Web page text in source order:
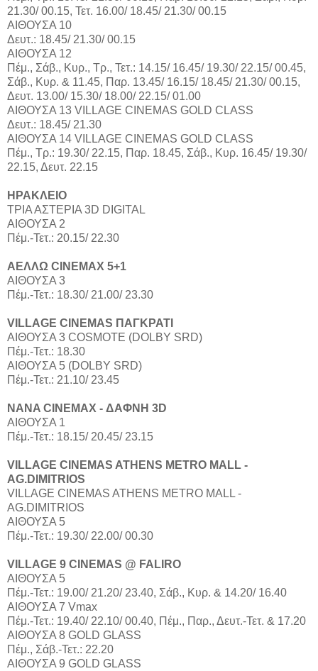
21.30/ 00.15, Τετ. 16.00/ 18.45/ 21.30/ 00.15
ΑΙΘΟΥΣΑ 10
Δευτ.: 18.45/ 21.30/ 00.15
ΑΙΘΟΥΣΑ 12
Πέμ., Σάβ., Κυρ., Τρ., Τετ.: 14.15/ 16.45/ 19.30/ 22.15/ 00.45,
Σάβ., Κυρ. & 11.45, Παρ. 13.45/ 16.15/ 18.45/ 21.30/ 00.15,
Δευτ. 13.00/ 15.30/ 18.00/ 22.15/ 01.00
ΑΙΘΟΥΣΑ 13 VILLAGE CINEMAS GOLD CLASS
Δευτ.: 18.45/ 21.30
ΑΙΘΟΥΣΑ 14 VILLAGE CINEMAS GOLD CLASS
Πέμ., Τρ.: 19.30/ 22.15, Παρ. 18.45, Σάβ., Κυρ. 16.45/ 19.30/
22.15, Δευτ. 22.15
ΗΡΑΚΛΕΙΟ
ΤΡΙΑ ΑΣΤΕΡΙΑ 3D DIGITAL
ΑΙΘΟΥΣΑ 2
Πέμ.-Τετ.: 20.15/ 22.30
ΑΕΛΛΩ CINEMAX 5+1
ΑΙΘΟΥΣΑ 3
Πέμ.-Τετ.: 18.30/ 21.00/ 23.30
VILLAGE CINEMAS ΠΑΓΚΡΑΤΙ
ΑΙΘΟΥΣΑ 3 COSMOTE (DOLBY SRD)
Πέμ.-Τετ.: 18.30
ΑΙΘΟΥΣΑ 5 (DOLBY SRD)
Πέμ.-Τετ.: 21.10/ 23.45
NANA CINEMAX - ΔΑΦΝΗ 3D
ΑΙΘΟΥΣΑ 1
Πέμ.-Τετ.: 18.15/ 20.45/ 23.15
VILLAGE CINEMAS ATHENS METRO MALL -
AG.DIMITRIOS
VILLAGE CINEMAS ATHENS METRO MALL -
AG.DIMITRIOS
ΑΙΘΟΥΣΑ 5
Πέμ.-Τετ.: 19.30/ 22.00/ 00.30
VILLAGE 9 CINEMAS @ FALIRO
ΑΙΘΟΥΣΑ 5
Πέμ.-Τετ.: 19.00/ 21.20/ 23.40, Σάβ., Κυρ. & 14.20/ 16.40
ΑΙΘΟΥΣΑ 7 Vmax
Πέμ.-Τετ.: 19.40/ 22.10/ 00.40, Πέμ., Παρ., Δευτ.-Τετ. & 17.20
ΑΙΘΟΥΣΑ 8 GOLD GLASS
Πέμ., Σάβ.-Τετ.: 22.20
ΑΙΘΟΥΣΑ 9 GOLD GLASS